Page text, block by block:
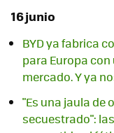
16 junio
BYD ya fabrica
para Europa
mercado. Y ya
"Es una jaula de
secuestrado":